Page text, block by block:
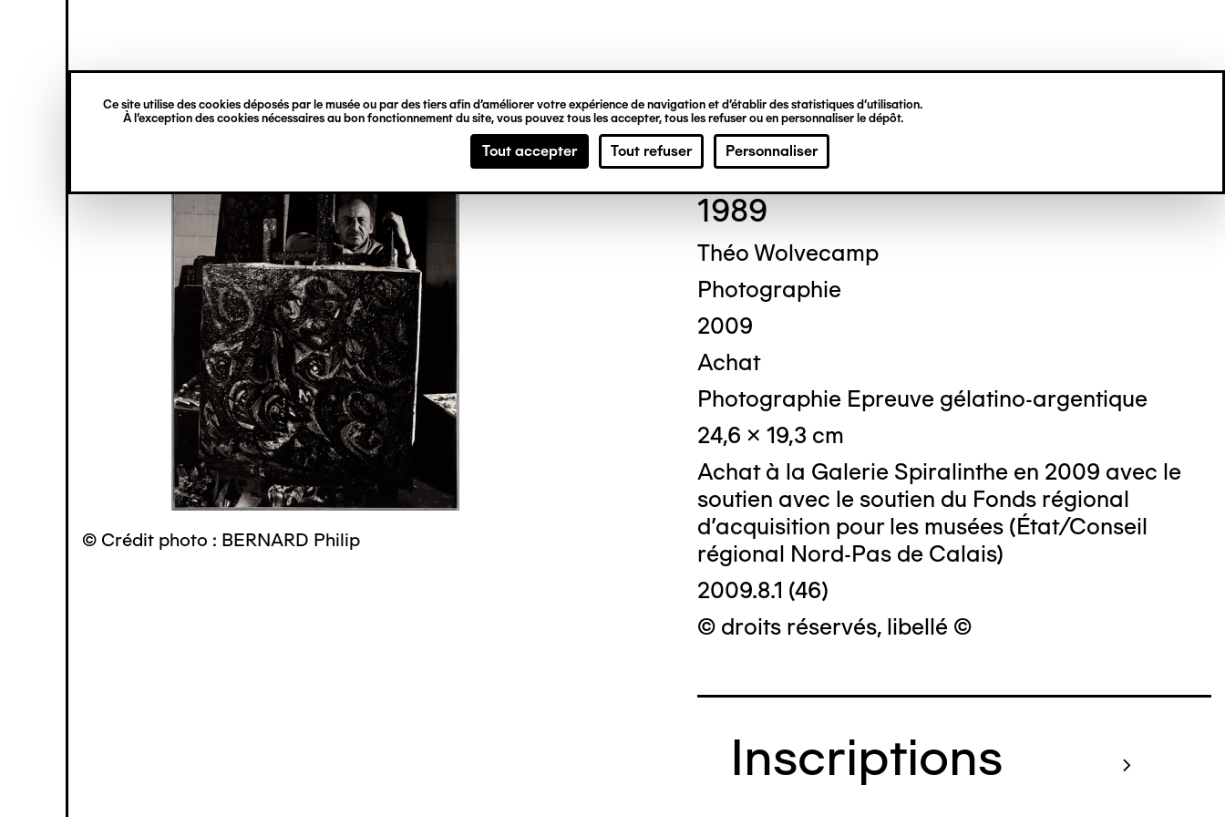
Ce site utilise des cookies déposés par le musée ou par des tiers afin d’améliorer votre expérience de navigation et d’établir des statistiques d’utilisation.
À l’exception des cookies nécessaires au bon fonctionnement du site, vous pouvez tous les accepter, tous les refuser ou en personnaliser le dépôt.
Tout accepter Tout refuser Personnaliser
principal
verticale
© Crédit photo : BERNARD Philip
Cor DEKKINGA
1989
Théo Wolvecamp
Photographie
2009
Achat
Photographie Epreuve gélatino-argentique
24,6 x 19,3 cm
Achat à la Galerie Spiralinthe en 2009 avec le
soutien avec le soutien du Fonds régional
d'acquisition pour les musées (État/Conseil
régional Nord-Pas de Calais)
2009.8.1 (46)
© droits réservés, libellé ©
Inscriptions